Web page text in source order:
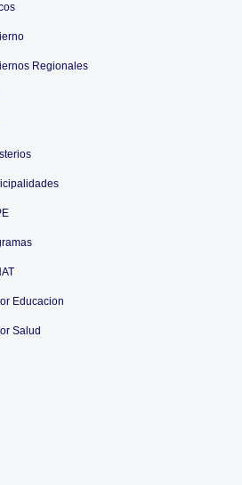
Regionales
Educacion
Salud